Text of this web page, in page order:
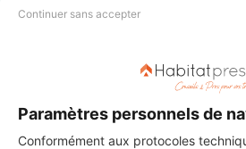
Continuer sans accepter
Paramètres personnels de
Conformément aux protocoles
PAS LE
choisir ? Demandez des devis travaux
professionnels partout en